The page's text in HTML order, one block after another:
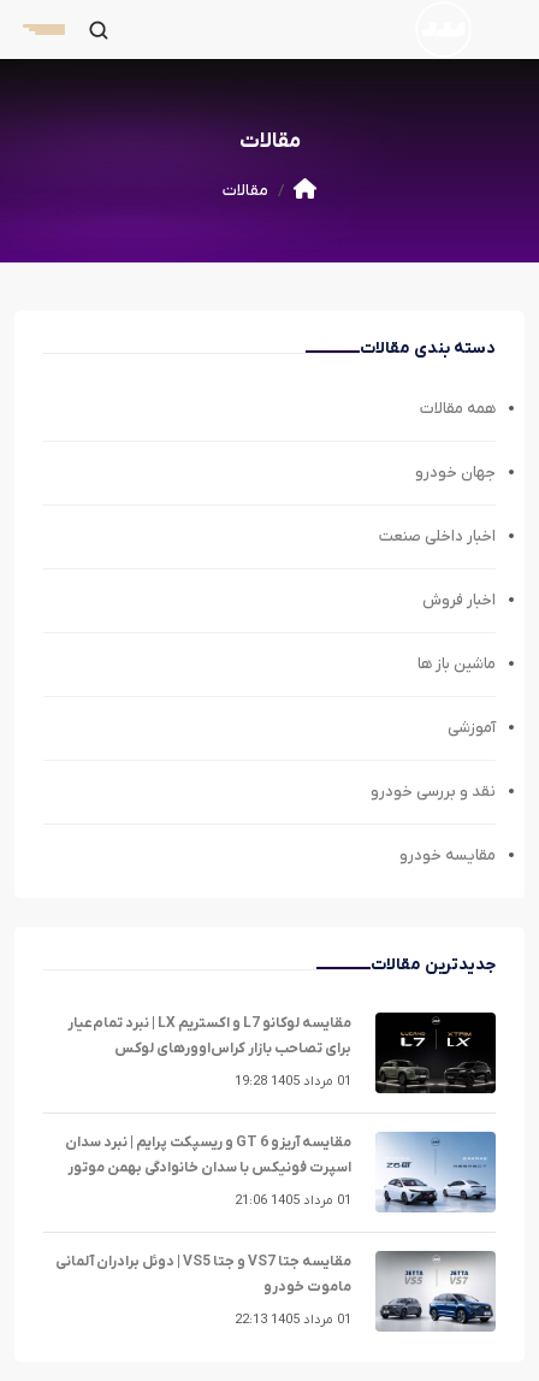
مقالات
مقالات
دسته بندی مقالات
همه مقالات
جهان خودرو
اخبار داخلی صنعت
اخبار فروش
ماشین باز ها
آموزشی
نقد و بررسی خودرو
مقایسه خودرو
جدیدترین مقالات
مقایسه لوکانو L7 و اکستریم LX | نبرد تمام‌عیار
برای تصاحب بازار کراس‌اوورهای لوکس
01 مرداد 1405 19:28
مقایسه آریزو 6 GT و ریسپکت پرایم | نبرد سدان
اسپرت فونیکس با سدان خانوادگی بهمن موتور
01 مرداد 1405 21:06
مقایسه جتا VS7 و جتا VS5 | دوئل برادران آلمانی
ماموت خودرو
01 مرداد 1405 22:13